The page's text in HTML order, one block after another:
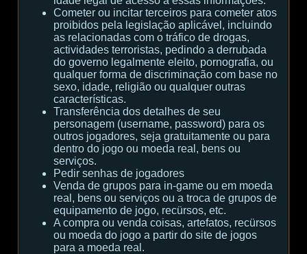
Cometer ou incitar terceiros para cometer atos
proibidos pela legislação aplicável, incluindo
as relacionadas com o tráfico de drogas,
actividades terroristas, pedindo a derrubada
do governo legalmente eleito, pornografia, ou
qualquer forma de discriminação com base no
sexo, idade, religião ou qualquer outras
características.
Transferência dos detalhes de seu
personagem (username, password) para os
outros jogadores, seja gratuitamente ou para
dentro do jogo ou moeda real, bens ou
serviços.
Pedir senhas de jogadores
Venda de grupos para in-game ou em moeda
real, bens ou serviços ou a troca de grupos de
equipamento de jogo, recürsos, etc.
A compra ou venda coisas, artefatos, recürsos
ou moeda do jogo a partir do site de jogos
para a moeda real.